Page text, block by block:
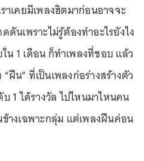
าเคยมีเพลงฮิตมาก่อนอาจจะ
นเพราะไม่รู้ต้องทำอะไรยังไง
น 1 เดือน ก็ทำเพลงที่ชอบ แล้ว
น” ที่เป็นเพลงก่อร่างสร้างตัว
1 ได้รางวัล ไปไหนมาไหนคน
างเฉพาะกลุ่ม แต่เพลงฝืนค่อน